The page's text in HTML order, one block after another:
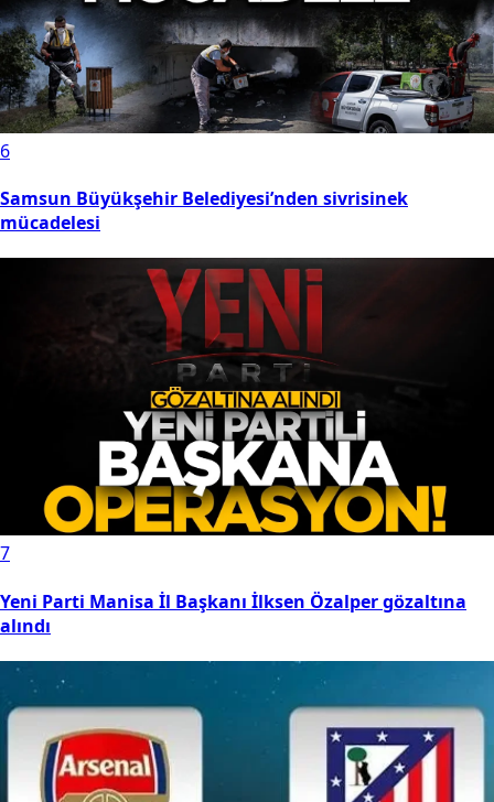
6
Samsun Büyükşehir Belediyesi’nden sivrisinek
mücadelesi
7
Yeni Parti Manisa İl Başkanı İlksen Özalper gözaltına
alındı